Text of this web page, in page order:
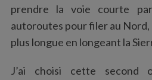
prendre la voie courte
autoroutes pour filer au Nord,
plus longue en longeant la
J’ai choisi cette second